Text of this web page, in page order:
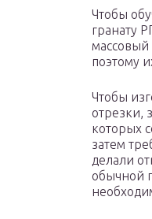
Чтобы
гранату
массовый
поэтому
Чтобы
отрезки,
которых
затем
делали
обычной